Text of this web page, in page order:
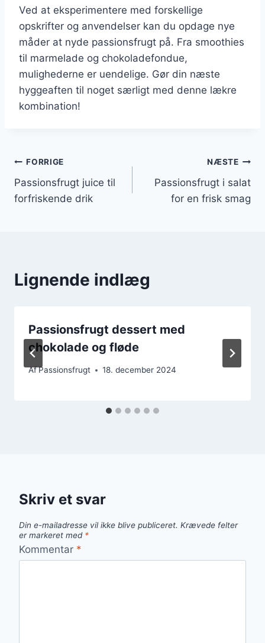
Ved at eksperimentere med forskellige
opskrifter og anvendelser kan du opdage nye
måder at nyde passionsfrugt på. Fra smoothies
til marmelade og chokoladefondue,
mulighederne er uendelige. Gør din næste
hyggeaften til noget særligt med denne lækre
kombination!
Indlægsnavigation
FORRIGE
Passionsfrugt juice til
forfriskende drik
NÆSTE
Passionsfrugt i salat
for en frisk smag
Lignende indlæg
Passionsfrugt dessert med
chokolade og fløde
AfPassionsfrugt 18. december 2024
Skriv et svar
Din e-mailadresse vil ikke blive publiceret. Krævede felter
er markeret med *
Kommentar *